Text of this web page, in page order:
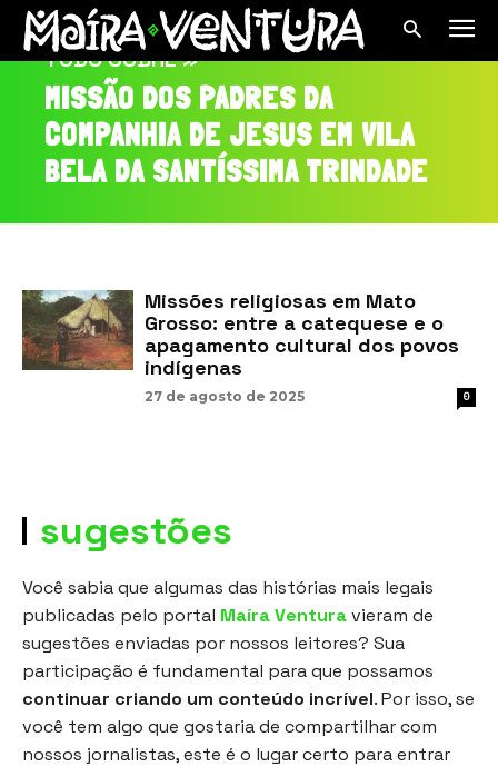
TUDO SOBRE »
MISSÃO DOS PADRES DA
COMPANHIA DE JESUS EM VILA
BELA DA SANTÍSSIMA TRINDADE
Missões religiosas em Mato
Grosso: entre a catequese e o
apagamento cultural dos povos
indígenas
27 de agosto de 2025 0
sugestões
Você sabia que algumas das histórias mais legais
publicadas pelo portal Maíra Venturavieram de
sugestões enviadas por nossos leitores? Sua
participação é fundamental para que possamos
continuar criando um conteúdo incrível. Por isso, se
você tem algo que gostaria de compartilhar com
nossos jornalistas, este é o lugar certo para entrar